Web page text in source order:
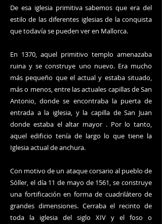
De esa iglesia primitiva sabemos que era del
estilo de las diferentes iglesias de la conquista
que todavía se pueden ver en Mallorca.
En 1370, aquel primitivo templo amenazaba
ruina y se construye uno nuevo. Era mucho
más pequeño que el actual y estaba situado,
más o menos, entre las actuales capillas de San
Antonio, donde se encontraba la puerta de
entrada a la iglesia, y la capilla de San Juan
donde estaba el altar mayor . Por lo tanto,
aquel edificio tenía de largo lo que tiene la
Iglesia actual de anchura.
Con motivo de un ataque corsario al pueblo de
Sóller, el día 11 de mayo de 1561, se construye
una fortificación en forma de cuadrilátero de
grandes dimensiones. Cerraba el recinto de
toda la iglesia del siglo XIV y el foso o